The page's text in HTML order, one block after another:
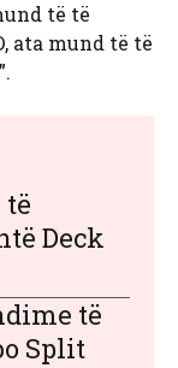
të të
ata mund të të
të
Deck
të
Split